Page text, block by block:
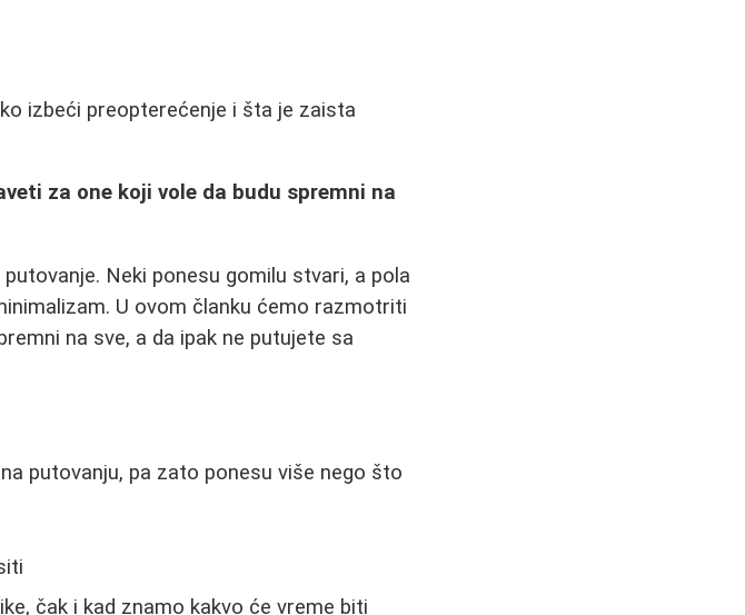
izbeći preopterećenje i šta je zaista
za one koji vole da budu spremni na
Neki ponesu gomilu stvari, a pola
U ovom članku ćemo razmotriti
na sve, a da ipak ne putujete sa
putovanju, pa zato ponesu više nego što
čak i kad znamo kakvo će vreme biti